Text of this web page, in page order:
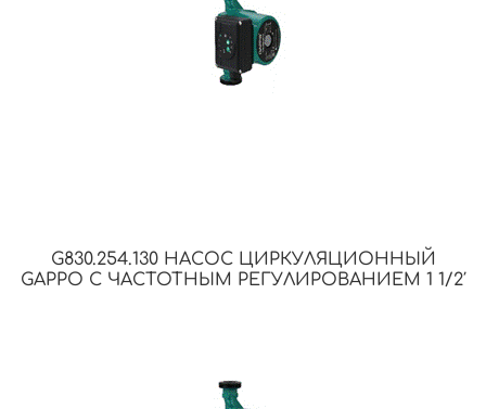
G830.254.130 НАСОС ЦИРКУЛЯЦИОННЫЙ
GAPPO С ЧАСТОТНЫМ РЕГУЛИРОВАНИЕМ 1 1/2′